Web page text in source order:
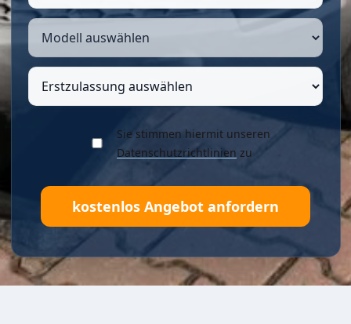
Sie stimmen hiermit unseren
Datenschutzrichtlinien zu